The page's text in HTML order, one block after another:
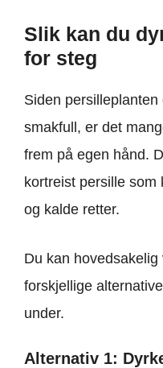
Slik kan du
for steg
Siden
smakfull, er det
frem på egen hånd.
kortreist persille
og kalde retter.
Du kan
forskjellige
under.
Alternativ 1: